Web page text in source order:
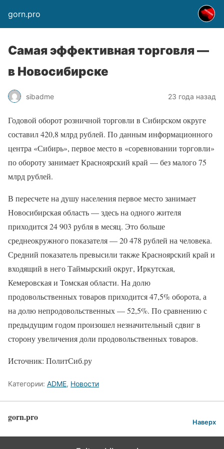
gorn.pro
Самая эффективная торговля —
в Новосибирске
sibadme 23 года назад
Годовой оборот розничной торговли в Сибирском округе
составил 420,8 млрд рублей. По данным информационного
центра «Сибирь», первое место в «соревновании торговли»
по обороту занимает Красноярский край — без малого 75
млрд рублей.
В пересчете на душу населения первое место занимает
Новосибирская область — здесь на одного жителя
приходится 24 903 рубля в месяц. Это больше
среднеокружного показателя — 20 478 рублей на человека.
Средний показатель превысили также Красноярский край и
входящий в него Таймырский округ, Иркутская,
Кемеровская и Томская области. На долю
продовольственных товаров приходится 47,5% оборота, а
на долю непродовольственных — 52,5%. По сравнению с
предыдущим годом произошел незначительный сдвиг в
сторону увеличения доли продовольственных товаров.
Источник: ПолитСиб.ру
Категории: ADME, Новости
gorn.pro Наверх